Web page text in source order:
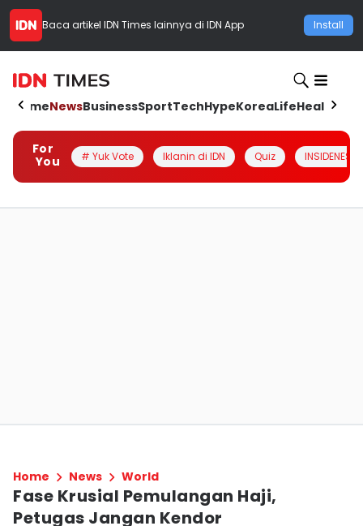
Baca artikel IDN Times lainnya di IDN App Install
HomeNewsBusinessSportTechHypeKoreaLifeHealth
For
You
# Yuk Vote Iklanin di IDN Quiz INSIDENESIA
Home News World
Fase Krusial Pemulangan Haji,
Petugas Jangan Kendor